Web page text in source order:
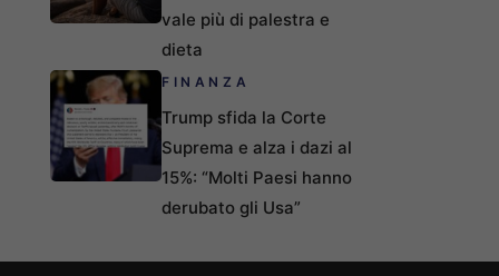
vale più di palestra e
dieta
FINANZA
Trump sfida la Corte
Suprema e alza i dazi al
15%: “Molti Paesi hanno
derubato gli Usa”